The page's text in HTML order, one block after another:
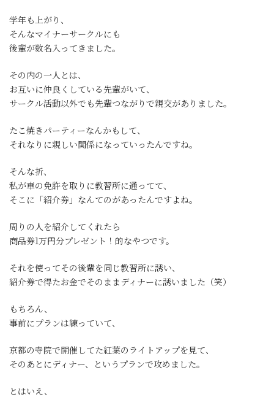
学年も上がり、
そんなマイナーサークルにも
後輩が数名入ってきました。
その内の一人とは、
お互いに仲良くしている先輩がいて、
サークル活動以外でも先輩つながりで親交がありました。
たこ焼きパーティーなんかもして、
それなりに親しい関係になっていったんですね。
そんな折、
私が車の免許を取りに教習所に通ってて、
そこに「紹介券」なんてのがあったんですよね。
周りの人を紹介してくれたら
商品券1万円分プレゼント！的なやつです。
それを使ってその後輩を同じ教習所に誘い、
紹介券で得たお金でそのままディナーに誘いました（笑）
もちろん、
事前にプランは練っていて、
京都の寺院で開催してた紅葉のライトアップを見て、
そのあとにディナー、というプランで攻めました。
とはいえ、